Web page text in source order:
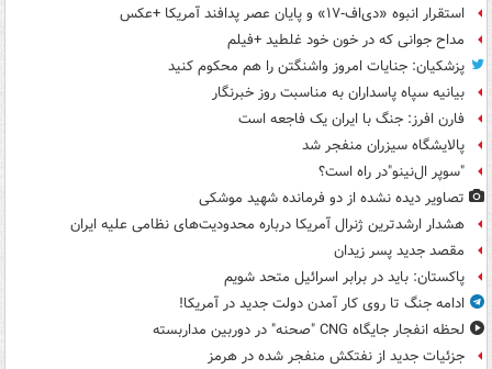
استقرار انبوه «دی‌اف‑۱۷» و پایان عصر پدافند آمریکا +عکس
مداح جوانی که در خون خود غلطید +فیلم
پزشکیان: جنایات امروز واشنگتن را هم محکوم کنید
بیانیه سپاه پاسداران به مناسبت روز خبرنگار
فارن افرز: جنگ با ایران یک فاجعه است
پالایشگاه سیزران منفجر شد
"سوپر ال‌نینو"در راه است؟
تصاویر دیده‌ نشده از دو فرمانده شهید موشکی
هشدار ارشدترین ژنرال آمریکا درباره محدودیت‌های نظامی علیه ایران
مقصد جدید پسر زیدان
پاکستان: باید در برابر اسرائیل متحد شویم
ادامه جنگ تا روی کار آمدن دولت جدید در آمریکا!
لحظه انفجار جایگاه CNG "صحنه" در دوربین مداربسته
جزئیات جدید از نفتکش منفجر شده در هرمز